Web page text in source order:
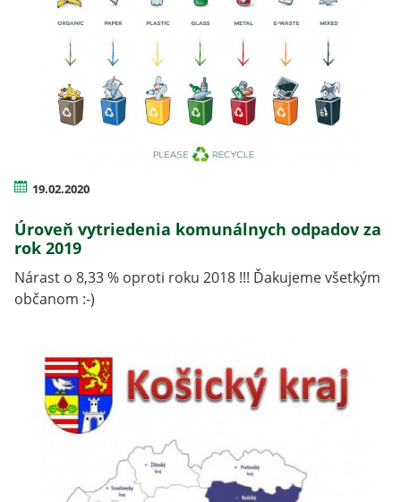
19.02.2020
Úroveň vytriedenia komunálnych odpadov za
rok 2019
Nárast o 8,33 % oproti roku 2018 !!! Ďakujeme všetkým
občanom :-)